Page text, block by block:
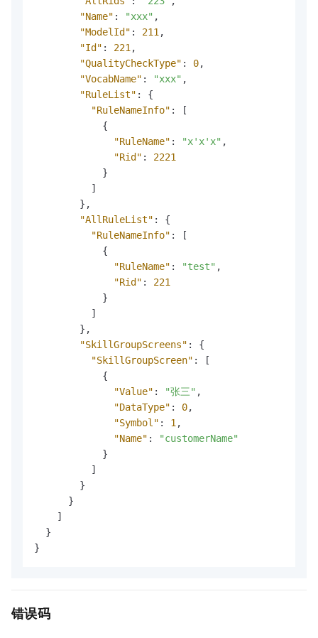
"Name" : "xxx" ,
"ModelId" : 211,
"Id" : 221,
"QualityCheckType" : 0,
"VocabName" : "xxx" ,
"RuleList" :
{
"RuleNameInfo" :
[
{
"RuleName" : "x'x'x" ,
"Rid" :
2221
}
]
} ,
"AllRuleList" :
{
"RuleNameInfo" :
[
{
"RuleName" : "test" ,
"Rid" :
221
}
]
} ,
"SkillGroupScreens" :
{
"SkillGroupScreen" :
[
{
"Value" : "张三" ,
"DataType" : 0,
"Symbol" : 1,
"Name" :
"customerName"
}
]
}
}
]
}
}
错误码